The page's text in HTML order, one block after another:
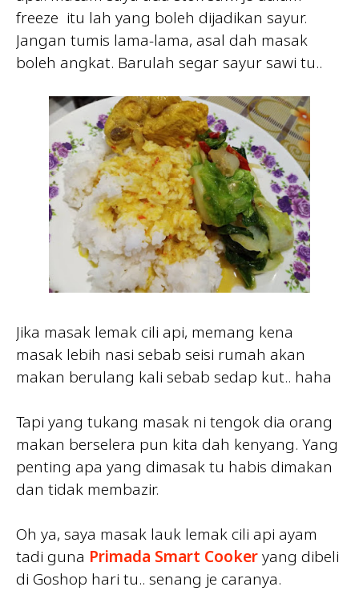
freeze itu lah yang boleh dijadikan sayur.
Jangan tumis lama-lama, asal dah masak
boleh angkat. Barulah segar sayur sawi tu..
Jika masak lemak cili api, memang kena
masak lebih nasi sebab seisi rumah akan
makan berulang kali sebab sedap kut.. haha
Tapi yang tukang masak ni tengok dia orang
makan berselera pun kita dah kenyang. Yang
penting apa yang dimasak tu habis dimakan
dan tidak membazir.
Oh ya, saya masak lauk lemak cili api ayam
tadi guna Primada Smart Cookeryang dibeli
di Goshop hari tu.. senang je caranya.